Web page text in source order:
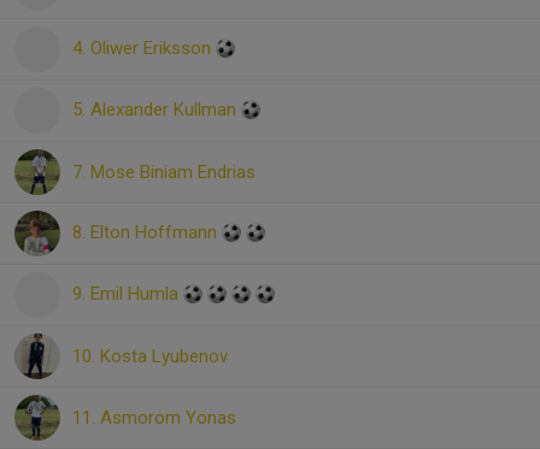
4. Oliwer Eriksson
5. Alexander Kullman
7. Mose Biniam Endrias
8. Elton Hoffmann
9. Emil Humla
10. Kosta Lyubenov
11. Asmorom Yonas